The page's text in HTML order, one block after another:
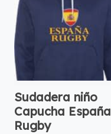
Sudadera niño
Capucha España
Rugby